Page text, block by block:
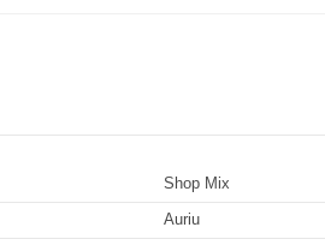
Shop Mix
Auriu